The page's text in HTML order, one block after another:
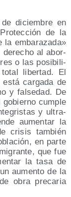
diciem­bre en
de la
la emba­ra­za­da»
dere­cho al abor­
o las posi­bi­li­
liber­tad. El
car­ga­da de
y fal­se­dad. De
gobierno cum­ple
y ultra­
aumen­tar la
cri­sis tam­bién
en par­te
que fue
la tasa de
aumen­to de la
obra pre­ca­ria